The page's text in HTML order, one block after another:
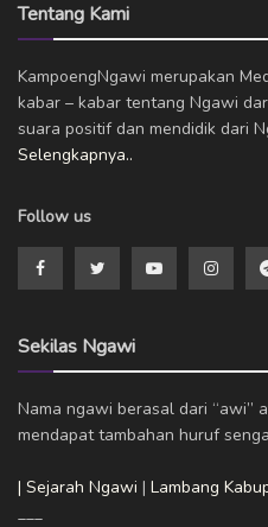
Tentang Kami
KampoengNgawi merupakan
kabar – kabar tentang Ngawi
suara positif dan mendidik dari
Selengkapnya..
Follow us
Sekilas Ngawi
Nama ngawi berasal dari “awi”
mendapat tambahan huruf
| Sejarah Ngawi | Lambang
___